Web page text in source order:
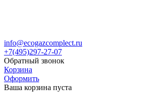
info@ecogazcomplect.ru
+7(495)297-27-07
Обратный звонок
Корзина
Оформить
Ваша корзина пуста